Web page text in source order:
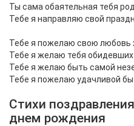
Ты сама обаятельная тебя
Тебе я направляю свой
Тебе я пожелаю свою любовь
Тебе я желаю тебя обидевших
Тебе я желаю быть самой
Тебе я пожелаю удачливой
Стихи
днем рождения